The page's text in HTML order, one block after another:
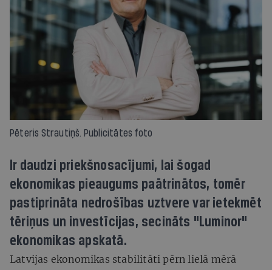
Pēteris Strautiņš. Publicitātes foto
Ir daudzi priekšnosacījumi, lai šogad
ekonomikas pieaugums paātrinātos, tomēr
pastiprināta nedrošības uztvere var ietekmēt
tēriņus un investīcijas, secināts "Luminor"
ekonomikas apskatā.
Latvijas ekonomikas stabilitāti pērn lielā mērā